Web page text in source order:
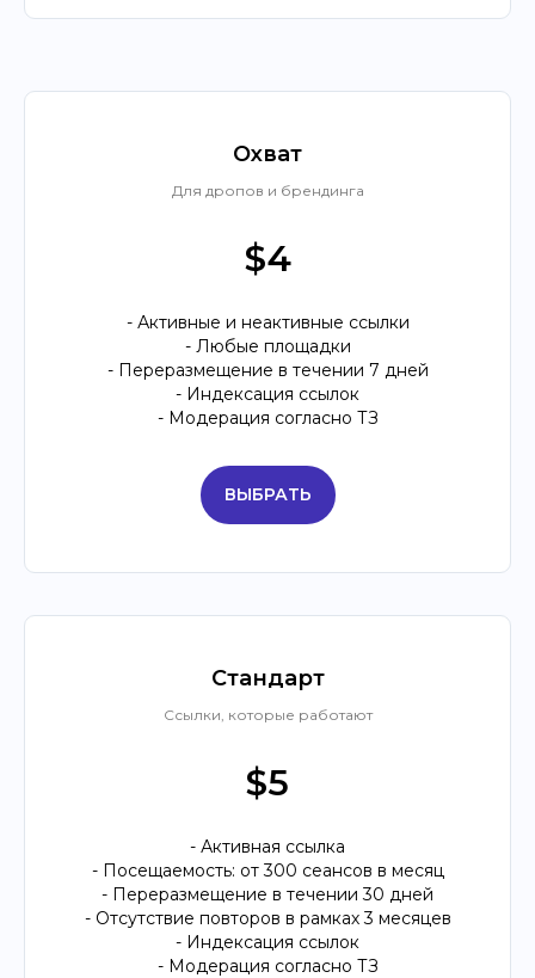
Охват
Для дропов и брендинга
$4
- Активные и неактивные ссылки
- Любые площадки
- Переразмещение в течении 7 дней
- Индексация ссылок
- Модерация согласно ТЗ
ВЫБРАТЬ
Стандарт
Ссылки, которые работают
$5
- Активная ссылка
- Посещаемость: от 300 сеансов в месяц
- Переразмещение в течении 30 дней
- Отсутствие повторов в рамках 3 месяцев
- Индексация ссылок
- Модерация согласно ТЗ